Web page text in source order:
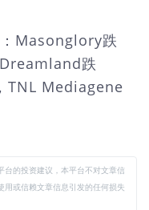
Masonglory跌
跌
TNL Mediagene
台的投资建议，本平台不对文章信
用或信赖文章信息引发的任何损失